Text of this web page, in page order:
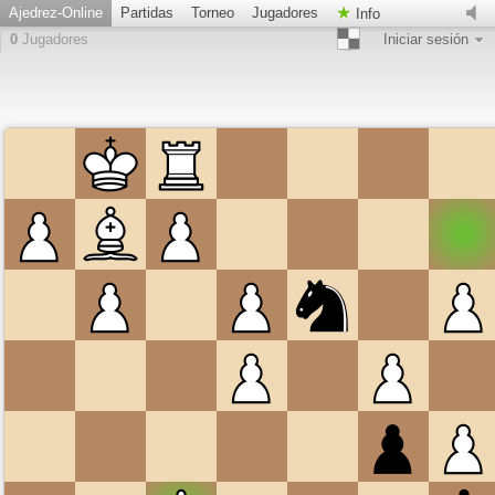
Ajedrez-Online Partidas Torneo Jugadores
Info
0 Jugadores Iniciar sesión